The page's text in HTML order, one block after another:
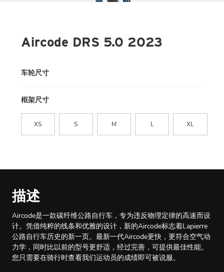
Aircode DRS 5.0 2023
车轮尺寸
框架尺寸
XS S M L XL
描述
Aircode是一款碳纤维公路自行车，专为违反物理定律的高速而设
计。凭借纯粹的线条和优雅的设计，新的Aircode标志着Lapierre
公路自行车历史的新一页。最新一代Aircode更快，更符合空气动
力学，同时比以前的型号更舒适，经过完善，可提供最佳性能。
您只需要在骑行时查看我们运动员的成绩即可被说服。